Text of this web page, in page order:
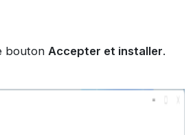
bouton Accepter et installer.